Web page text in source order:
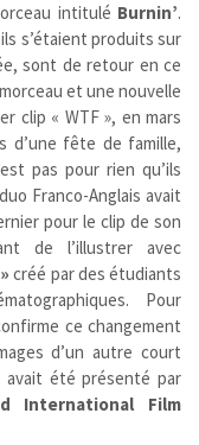
intitulé Burnin’.
s’étaient produits sur
sont de retour en ce
et une nouvelle
clip « WTF », en mars
d’une fête de famille,
pas pour rien qu’ils
Franco-Anglais avait
pour le clip de son
de l’illustrer avec
créé par des étudiants
Pour
ce changement
d’un autre court
avait été présenté par
International Film